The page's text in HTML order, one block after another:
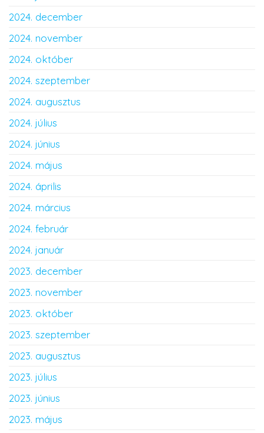
2024. december
2024. november
2024. október
2024. szeptember
2024. augusztus
2024. július
2024. június
2024. május
2024. április
2024. március
2024. február
2024. január
2023. december
2023. november
2023. október
2023. szeptember
2023. augusztus
2023. július
2023. június
2023. május